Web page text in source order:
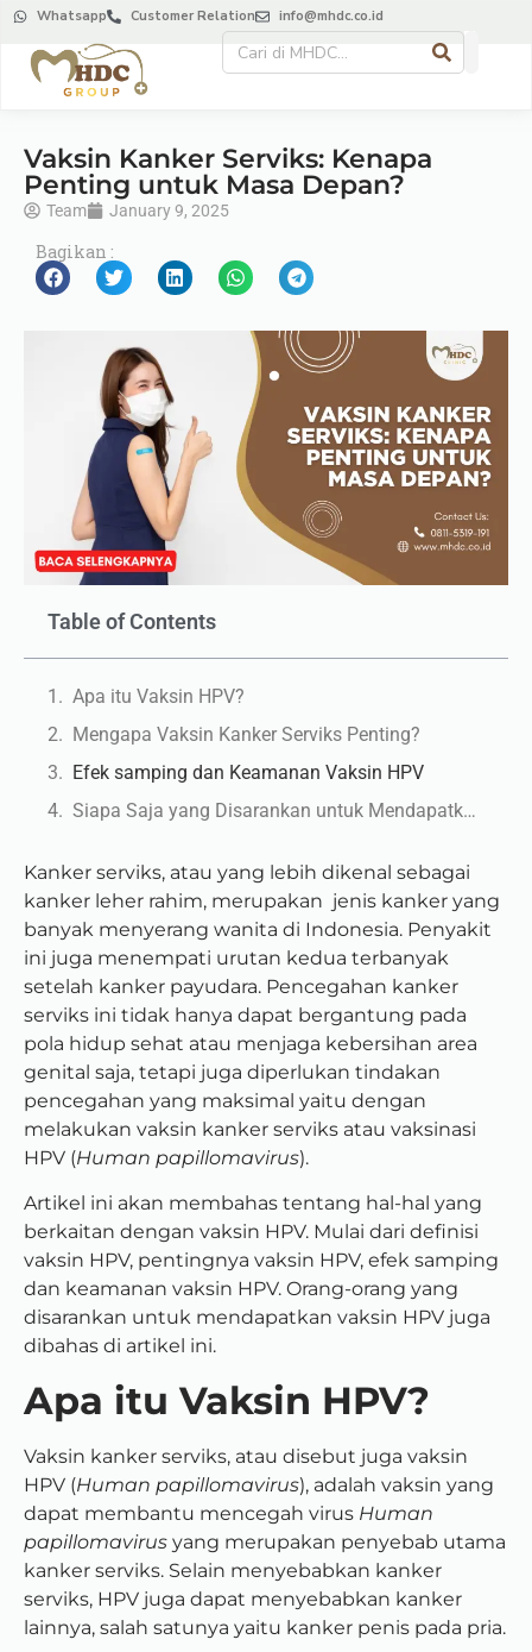
Whatsapp Customer Relation info@mhdc.co.id
Vaksin Kanker Serviks: Kenapa
Penting untuk Masa Depan?
Team January 9, 2025
Bagikan :
Table of Contents
Apa itu Vaksin HPV?
Mengapa Vaksin Kanker Serviks Penting?
Efek samping dan Keamanan Vaksin HPV
Siapa Saja yang Disarankan untuk Mendapatkan Vaksin?
Kanker serviks, atau yang lebih dikenal sebagai
kanker leher rahim, merupakan jenis kanker yang
banyak menyerang wanita di Indonesia. Penyakit
ini juga menempati urutan kedua terbanyak
setelah kanker payudara. Pencegahan kanker
serviks ini tidak hanya dapat bergantung pada
pola hidup sehat atau menjaga kebersihan area
genital saja, tetapi juga diperlukan tindakan
pencegahan yang maksimal yaitu dengan
melakukan vaksin kanker serviks atau vaksinasi
HPV (Human papillomavirus).
Artikel ini akan membahas tentang hal-hal yang
berkaitan dengan vaksin HPV. Mulai dari definisi
vaksin HPV, pentingnya vaksin HPV, efek samping
dan keamanan vaksin HPV. Orang-orang yang
disarankan untuk mendapatkan vaksin HPV juga
dibahas di artikel ini.
Apa itu Vaksin HPV?
Vaksin kanker serviks, atau disebut juga vaksin
HPV (Human papillomavirus), adalah vaksin yang
dapat membantu mencegah virus Human
papillomavirus yang merupakan penyebab utama
kanker serviks. Selain menyebabkan kanker
serviks, HPV juga dapat menyebabkan kanker
lainnya, salah satunya yaitu kanker penis pada pria.